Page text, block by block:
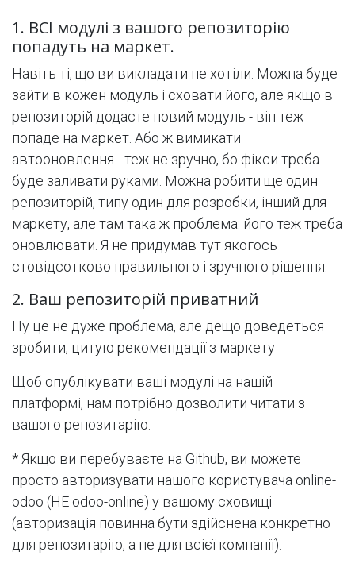
1. ВСІ модулі з вашого репозиторію
попадуть на маркет.
Навіть ті, що ви викладати не хотіли. Можна буде
зайти в кожен модуль і сховати його, але якщо в
репозиторій додасте новий модуль - він теж
попаде на маркет. Або ж вимикати
автооновлення - теж не зручно, бо фікси треба
буде заливати руками. Можна робити ще один
репозиторій, типу один для розробки, інший для
маркету, але там така ж проблема: його теж треба
оновлювати. Я не придумав тут якогось
стовідсотково правильного і зручного рішення.
2. Ваш репозиторій приватний
Ну це не дуже проблема, але дещо доведеться
зробити, цитую рекомендації з маркету
Щоб опублікувати ваші модулі на нашій
платформі, нам потрібно дозволити читати з
вашого репозитарію.
* Якщо ви перебуваєте на Github, ви можете
просто авторизувати нашого користувача online-
odoo (НЕ odoo-online) у вашому сховищі
(авторизація повинна бути здійснена конкретно
для репозитарію, а не для всієї компанії).